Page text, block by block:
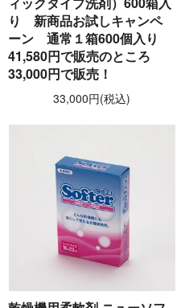
り 新商品お試しキャンペ
ーン 通常１箱600個入り
41,580円で販売のところ
33,000円で販売！
33,000円(税込)